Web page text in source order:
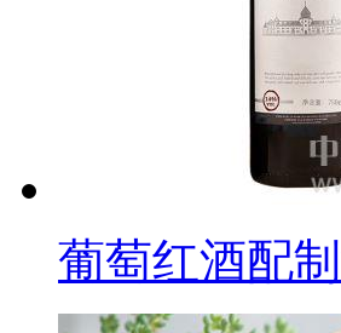
葡萄红酒配